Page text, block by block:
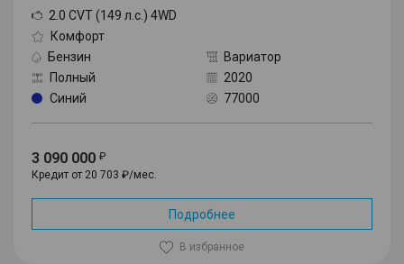
2.0 CVT (149 л.с.) 4WD
Комфорт
Бензин
Вариатор
Полный
2020
Синий
77000
3 090 000
Кредит от 20 703 ₽/мес.
Подробнее
В избранное